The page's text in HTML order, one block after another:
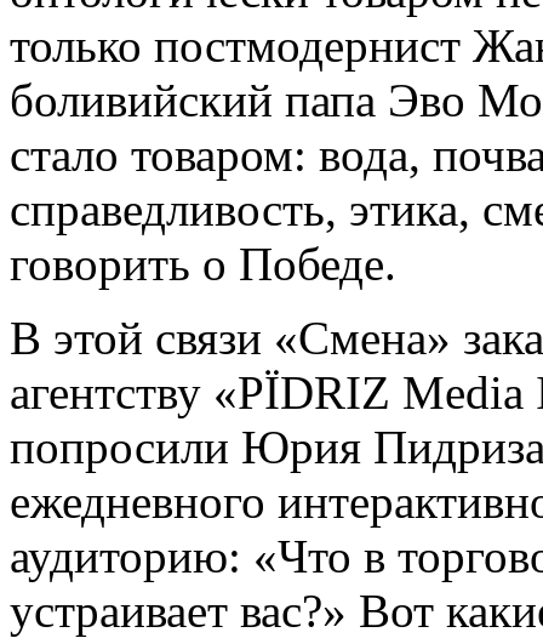
только постмодернист
боливийский папа Эво
стало товаром: вода,
справедливость, этика,
говорить о Победе.
В этой связи «Смена»
агентству «PЇDRIZ
попросили Юрия
ежедневного
аудиторию: «Что в
устраивает вас?» Вот